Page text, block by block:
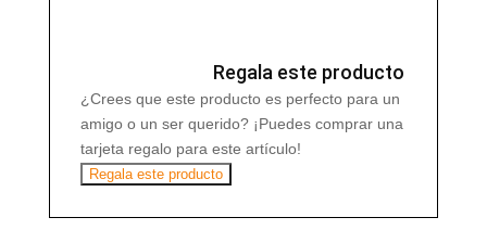
Regala este producto
¿Crees que este producto es perfecto para un
amigo o un ser querido? ¡Puedes comprar una
tarjeta regalo para este artículo!
Regala este producto